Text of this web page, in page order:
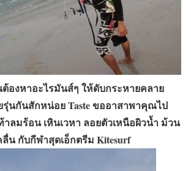
องหาอะไรมันส์ๆ ให้ดับกระหายคลาย
รุ่นกันสักหน่อย Taste ขออาสาพาคุณไป
ลมร้อน เหินเวหา ลอยตัวเหนือผิวน้ำ ม้วน
น กับกีฬาสุดเอ็กตรีม Kitesurf